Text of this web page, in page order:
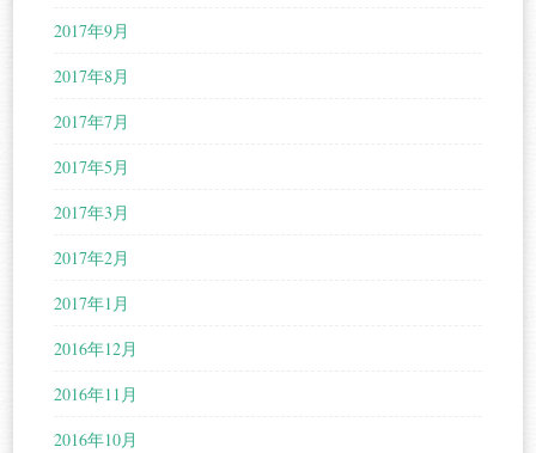
2017年9月
2017年8月
2017年7月
2017年5月
2017年3月
2017年2月
2017年1月
2016年12月
2016年11月
2016年10月